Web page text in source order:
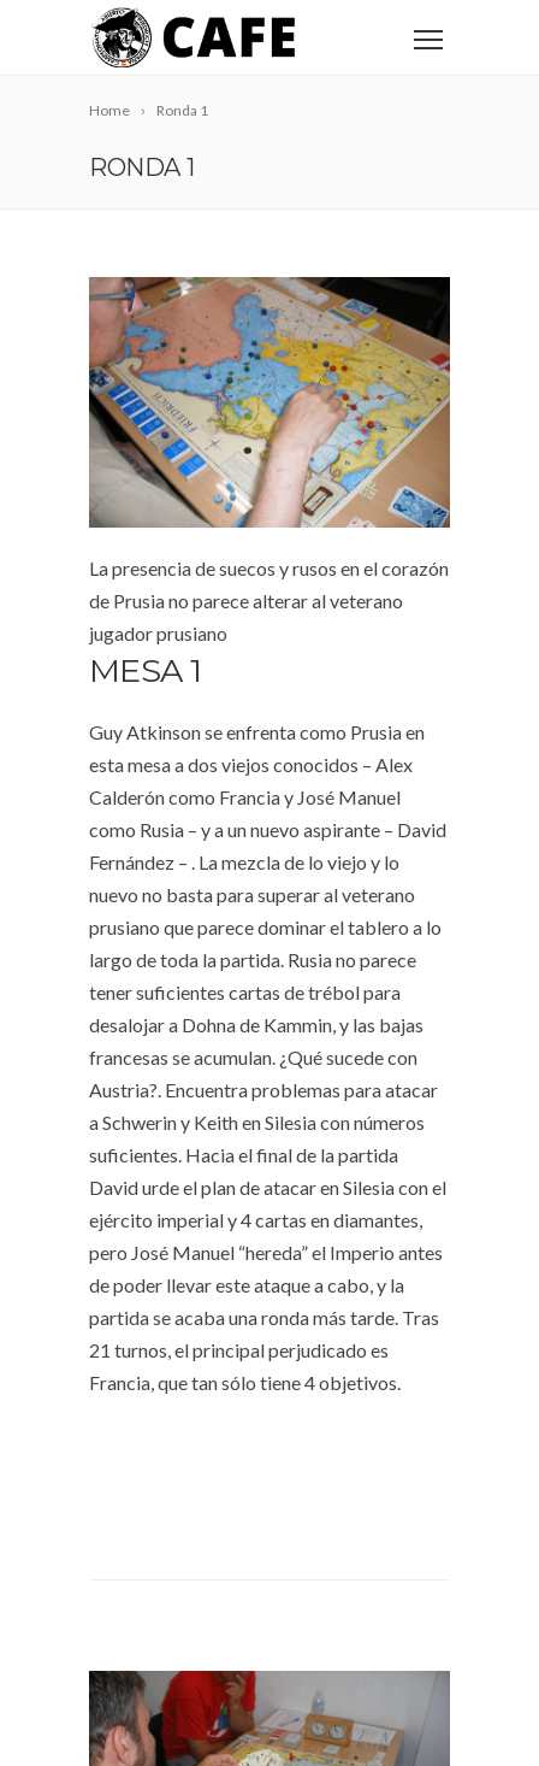
Home Ronda 1
RONDA 1
La presencia de suecos y rusos en el corazón
de Prusia no parece alterar al veterano
jugador prusiano
MESA 1
Guy Atkinson se enfrenta como Prusia en
esta mesa a dos viejos conocidos – Alex
Calderón como Francia y José Manuel
como Rusia – y a un nuevo aspirante – David
Fernández – . La mezcla de lo viejo y lo
nuevo no basta para superar al veterano
prusiano que parece dominar el tablero a lo
largo de toda la partida. Rusia no parece
tener suficientes cartas de trébol para
desalojar a Dohna de Kammin, y las bajas
francesas se acumulan. ¿Qué sucede con
Austria?. Encuentra problemas para atacar
a Schwerin y Keith en Silesia con números
suficientes. Hacia el final de la partida
David urde el plan de atacar en Silesia con el
ejército imperial y 4 cartas en diamantes,
pero José Manuel “hereda” el Imperio antes
de poder llevar este ataque a cabo, y la
partida se acaba una ronda más tarde. Tras
21 turnos, el principal perjudicado es
Francia, que tan sólo tiene 4 objetivos.